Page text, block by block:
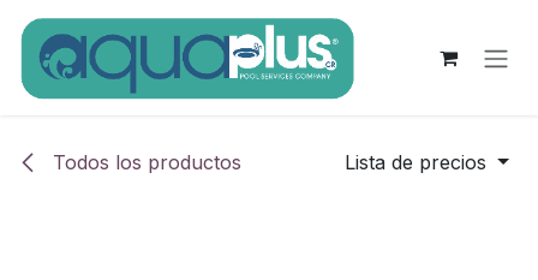
Ir al contenido
Todos los productos Lista de precios